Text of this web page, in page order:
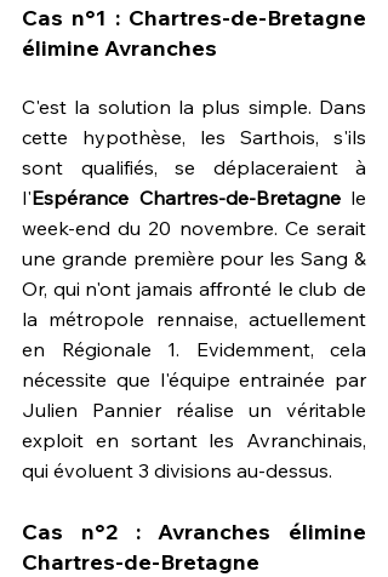
Cas n°1 : Chartres-de-Bretagne
élimine Avranches
C'est la solution la plus simple. Dans
cette hypothèse, les Sarthois, s'ils
sont qualifiés, se déplaceraient à
l'Espérance Chartres-de-Bretagne le
week-end du 20 novembre. Ce serait
une grande première pour les Sang &
Or, qui n'ont jamais affronté le club de
la métropole rennaise, actuellement
en Régionale 1. Evidemment, cela
nécessite que l'équipe entrainée par
Julien Pannier réalise un véritable
exploit en sortant les Avranchinais,
qui évoluent 3 divisions au-dessus.
Cas n°2 : Avranches élimine
Chartres-de-Bretagne